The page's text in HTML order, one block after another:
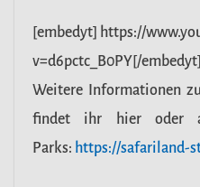
[embedyt] https://
v=d6pctc_B0PY[/embedyt]
Weitere Informationen
findet ihr hier oder
Parks: https://safariland-